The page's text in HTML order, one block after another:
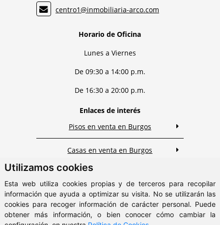
Utilizamos cookies
Esta web utiliza cookies propias y de terceros para recopilar
información que ayuda a optimizar su visita. No se utilizarán las
cookies para recoger información de carácter personal. Puede
obtener más información, o bien conocer cómo cambiar la
centro1@inmobiliaria-arco.com
Horario de Oficina
Lunes a Viernes
De 09:30 a 14:00 p.m.
De 16:30 a 20:00 p.m.
Enlaces de interés
Pisos en venta en Burgos
Casas en venta en Burgos
Pisos en alquiler en Burgos
ClickViviendas